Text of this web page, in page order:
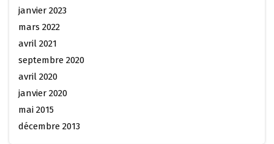
janvier 2023
mars 2022
avril 2021
septembre 2020
avril 2020
janvier 2020
mai 2015
décembre 2013